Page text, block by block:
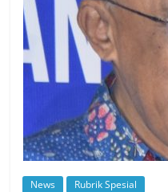
News Rubrik Spesial